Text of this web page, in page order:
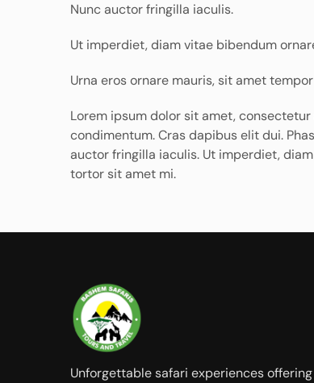
Nunc auctor fringilla iaculis.
Ut imperdiet, diam vitae bibendum
Urna eros ornare mauris, sit amet
Lorem ipsum dolor sit amet,
condimentum. Cras dapibus elit dui.
auctor fringilla iaculis. Ut imperdiet,
tortor sit amet mi.
Unforgettable safari experiences offering